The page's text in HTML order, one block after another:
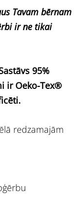
Tavam bērnam
ir ne tikai
95%
ir Oeko-Tex®
redzamajām